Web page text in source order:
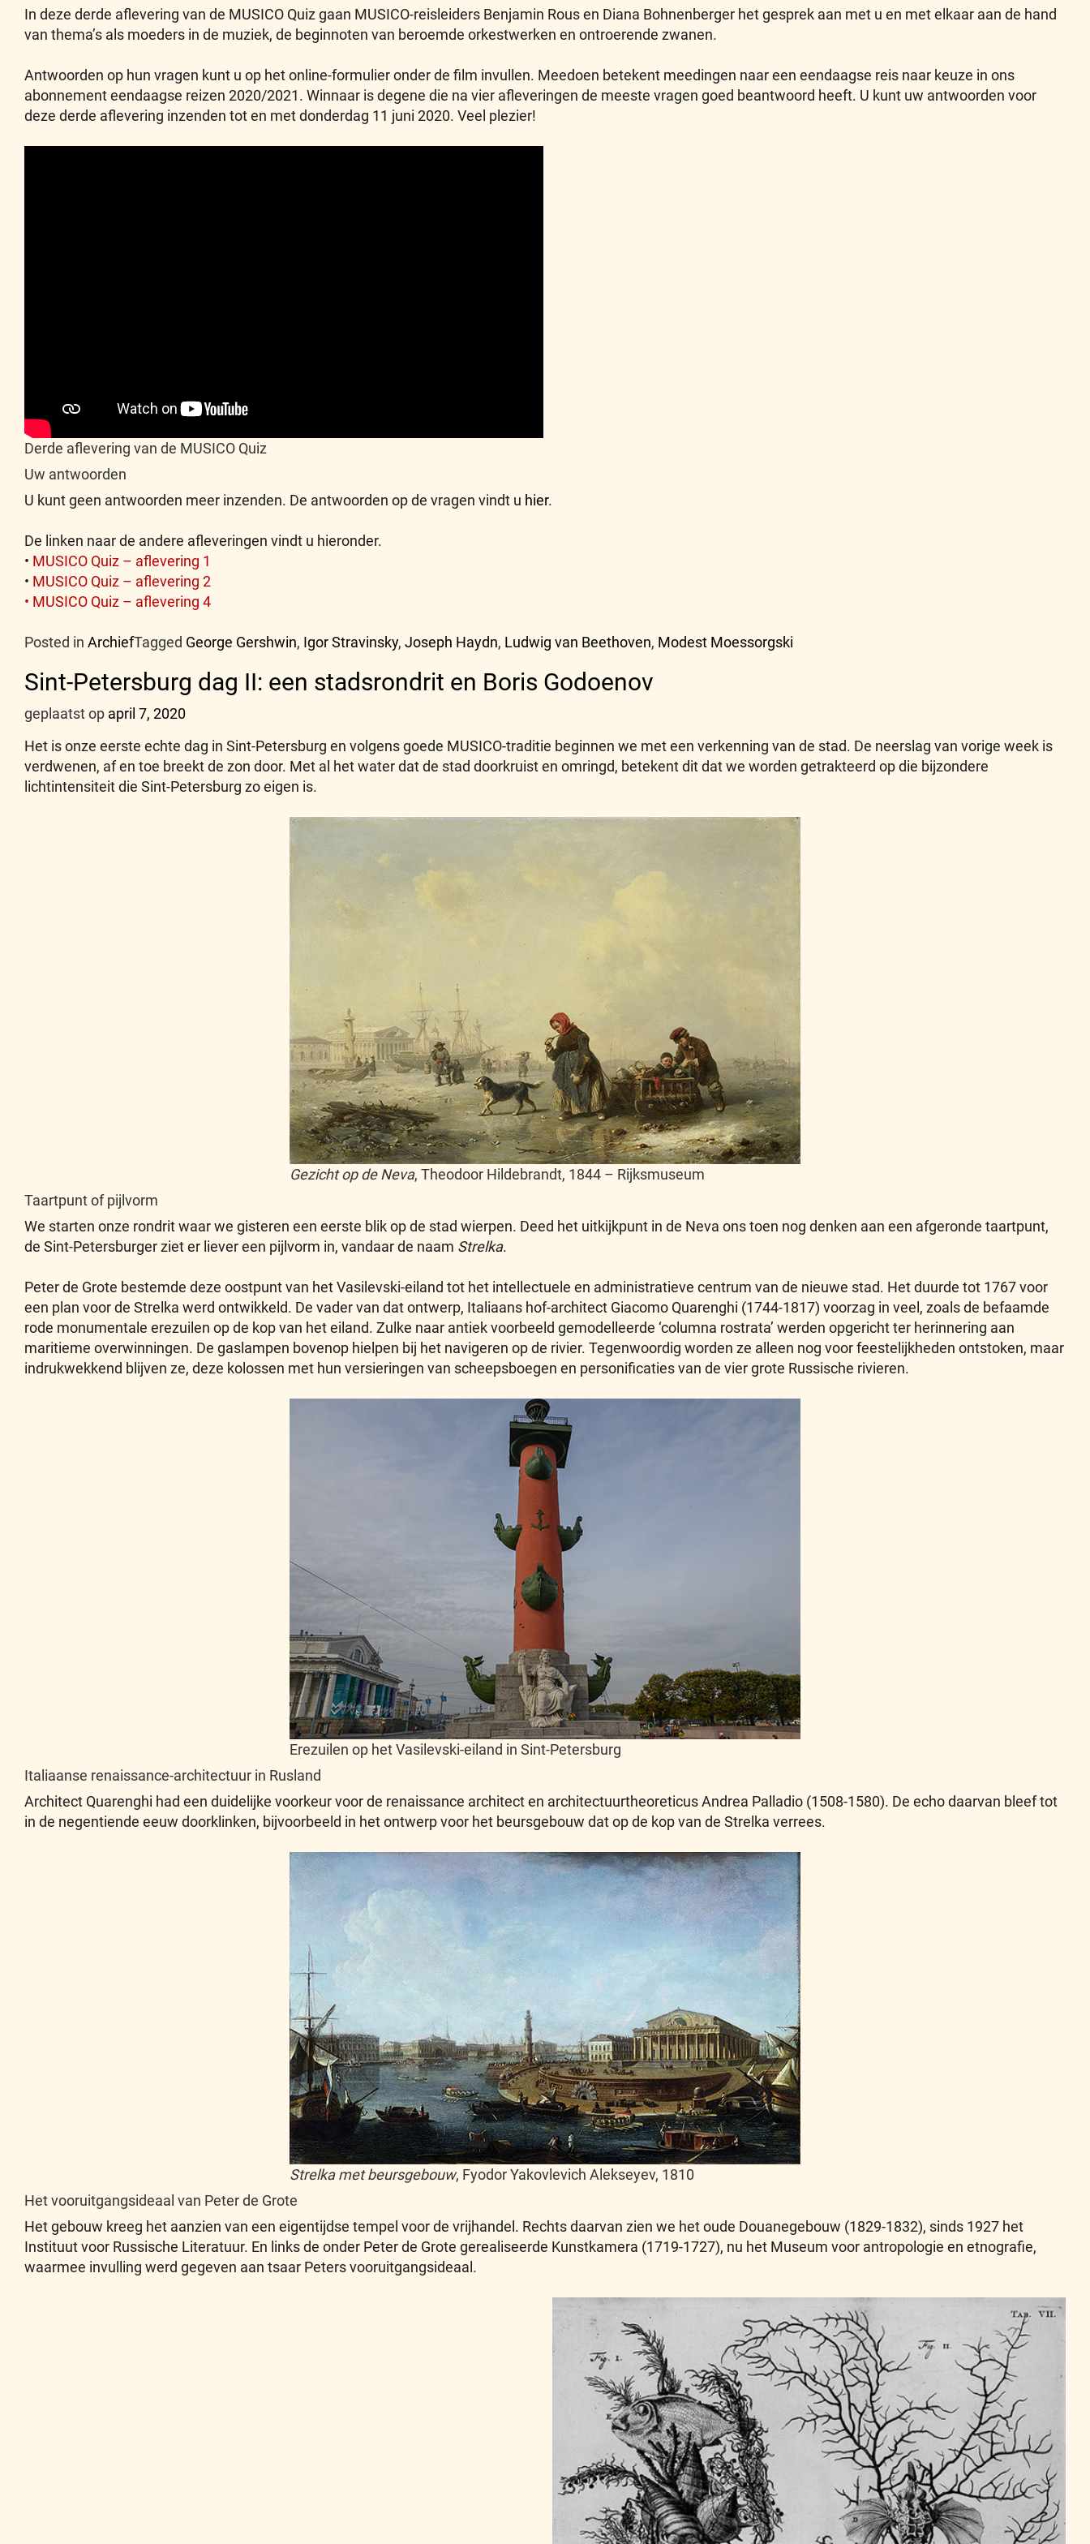
In deze derde aflevering van de MUSICO Quiz gaan MUSICO-reisleiders Benjamin Rous en Diana Bohnenberger het gesprek aan met u en met elkaar aan de hand
van thema’s als moeders in de muziek, de beginnoten van beroemde orkestwerken en ontroerende zwanen.
Antwoorden op hun vragen kunt u op het online-formulier onder de film invullen. Meedoen betekent meedingen naar een eendaagse reis naar keuze in ons
abonnement eendaagse reizen 2020/2021. Winnaar is degene die na vier afleveringen de meeste vragen goed beantwoord heeft. U kunt uw antwoorden voor
deze derde aflevering inzenden tot en met donderdag 11 juni 2020. Veel plezier!
Derde aflevering van de MUSICO Quiz
Uw antwoorden
U kunt geen antwoorden meer inzenden. De antwoorden op de vragen vindt u hier.
De linken naar de andere afleveringen vindt u hieronder.
• MUSICO Quiz – aflevering 1
• MUSICO Quiz – aflevering 2
• MUSICO Quiz – aflevering 4
Posted in ArchiefTagged George Gershwin, Igor Stravinsky, Joseph Haydn, Ludwig van Beethoven, Modest Moessorgski
Sint-Petersburg dag II: een stadsrondrit en Boris Godoenov
geplaatst op april 7, 2020
Het is onze eerste echte dag in Sint-Petersburg en volgens goede MUSICO-traditie beginnen we met een verkenning van de stad. De neerslag van vorige week is
verdwenen, af en toe breekt de zon door. Met al het water dat de stad doorkruist en omringd, betekent dit dat we worden getrakteerd op die bijzondere
lichtintensiteit die Sint-Petersburg zo eigen is.
Gezicht op de Neva, Theodoor Hildebrandt, 1844 – Rijksmuseum
Taartpunt of pijlvorm
We starten onze rondrit waar we gisteren een eerste blik op de stad wierpen. Deed het uitkijkpunt in de Neva ons toen nog denken aan een afgeronde taartpunt,
de Sint-Petersburger ziet er liever een pijlvorm in, vandaar de naam Strelka.
Peter de Grote bestemde deze oostpunt van het Vasilevski-eiland tot het intellectuele en administratieve centrum van de nieuwe stad. Het duurde tot 1767 voor
een plan voor de Strelka werd ontwikkeld. De vader van dat ontwerp, Italiaans hof-architect Giacomo Quarenghi (1744-1817) voorzag in veel, zoals de befaamde
rode monumentale erezuilen op de kop van het eiland. Zulke naar antiek voorbeeld gemodelleerde ‘columna rostrata’ werden opgericht ter herinnering aan
maritieme overwinningen. De gaslampen bovenop hielpen bij het navigeren op de rivier. Tegenwoordig worden ze alleen nog voor feestelijkheden ontstoken, maar
indrukwekkend blijven ze, deze kolossen met hun versieringen van scheepsboegen en personificaties van de vier grote Russische rivieren.
Erezuilen op het Vasilevski-eiland in Sint-Petersburg
Italiaanse renaissance-architectuur in Rusland
Architect Quarenghi had een duidelijke voorkeur voor de renaissance architect en architectuurtheoreticus Andrea Palladio (1508-1580). De echo daarvan bleef tot
in de negentiende eeuw doorklinken, bijvoorbeeld in het ontwerp voor het beursgebouw dat op de kop van de Strelka verrees.
Strelka met beursgebouw, Fyodor Yakovlevich Alekseyev, 1810
Het vooruitgangsideaal van Peter de Grote
Het gebouw kreeg het aanzien van een eigentijdse tempel voor de vrijhandel. Rechts daarvan zien we het oude Douanegebouw (1829-1832), sinds 1927 het
Instituut voor Russische Literatuur. En links de onder Peter de Grote gerealiseerde Kunstkamera (1719-1727), nu het Museum voor antropologie en etnografie,
waarmee invulling werd gegeven aan tsaar Peters vooruitgangsideaal.